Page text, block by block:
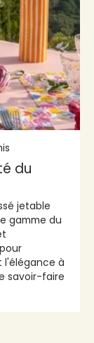
du
jetable
gamme du
l'élégance à
savoir-faire